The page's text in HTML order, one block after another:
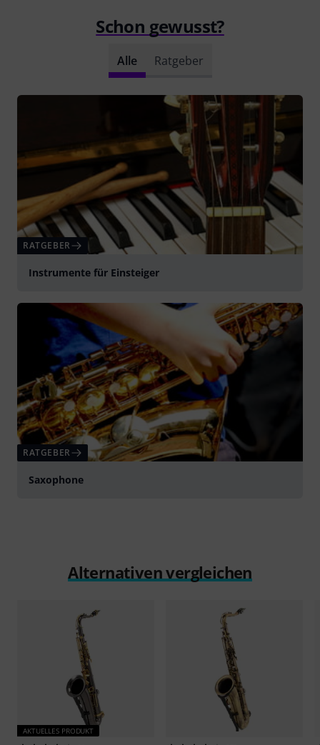
Schon gewusst?
Alle Ratgeber
RATGEBER
Instrumente für Einsteiger
RATGEBER
Saxophone
Alternativen vergleichen
AKTUELLES PRODUKT